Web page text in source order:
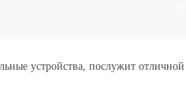
устройства, послужит